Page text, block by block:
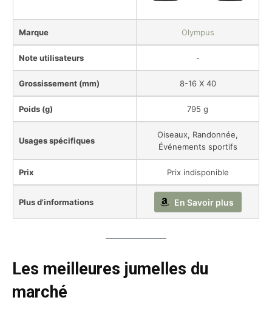
Marque Olympus
Note utilisateurs -
Grossissement (mm) 8-16 X 40
Poids (g) 795 g
Usages spécifiques
Oiseaux, Randonnée,
Événements sportifs
Prix Prix indisponible
Plus d'informations En Savoir plus
Les meilleures jumelles du
marché